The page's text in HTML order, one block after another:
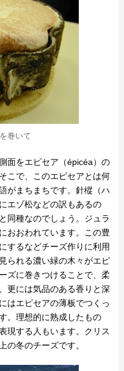
巻いて
面をエピセア（épicéa）の
こで、このエピセアとは何
がまちまちです。針樅（ハ
エゾ松などの訳もあるの
同種なのでしょう。ジュラ
おおわれています。この豊
するなどチーズ作りに利用
られる濃い緑の木々がエピ
ズに巻きつけることで、柔
更には気品のある香りと深
はエピセアの薄板でつくっ
。理想的に熟成したもの
現する人もいます。クリス
の冬のチーズです。